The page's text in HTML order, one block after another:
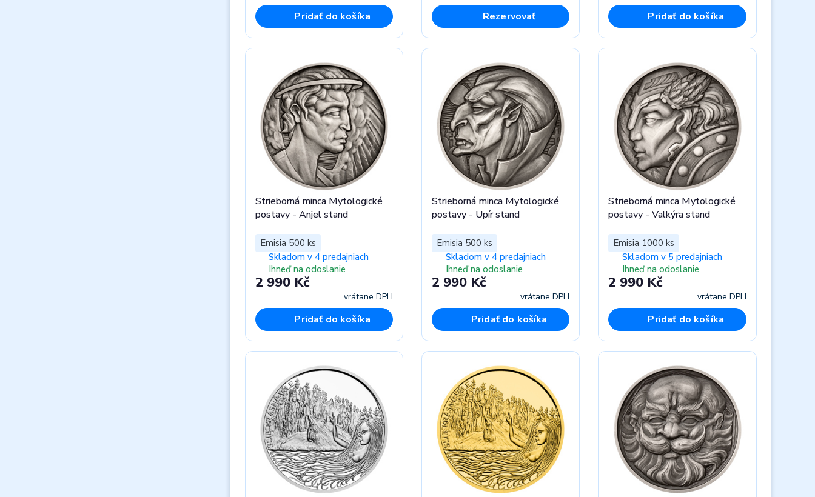
Pridať do košíka Rezervovať Pridať do košíka
Strieborná minca Mytologické
postavy - Anjel stand
Emisia 500 ks
Skladom v 4 predajniach
Ihneď na odoslanie
2 990 Kč
vrátane DPH
Pridať do košíka
Strieborná minca Mytologické
postavy - Upír stand
Emisia 500 ks
Skladom v 4 predajniach
Ihneď na odoslanie
2 990 Kč
vrátane DPH
Pridať do košíka
Strieborná minca Mytologické
postavy - Valkýra stand
Emisia 1000 ks
Skladom v 5 predajniach
Ihneď na odoslanie
2 990 Kč
vrátane DPH
Pridať do košíka